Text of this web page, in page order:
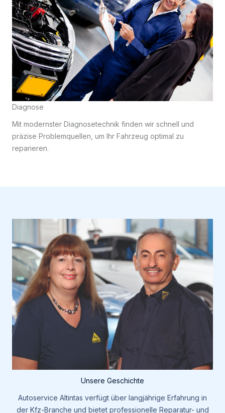
Diagnose
Mit modernster Diagnosetechnik finden wir schnell und
präzise Problemquellen, um Ihr Fahrzeug optimal zu
reparieren.
Unsere Geschichte
Autoservice Altintas verfügt über langjährige Erfahrung in
der Kfz-Branche und bietet professionelle Reparatur- und